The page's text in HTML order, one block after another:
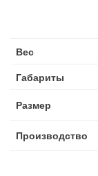
Вес
Габариты
Размер
Производство